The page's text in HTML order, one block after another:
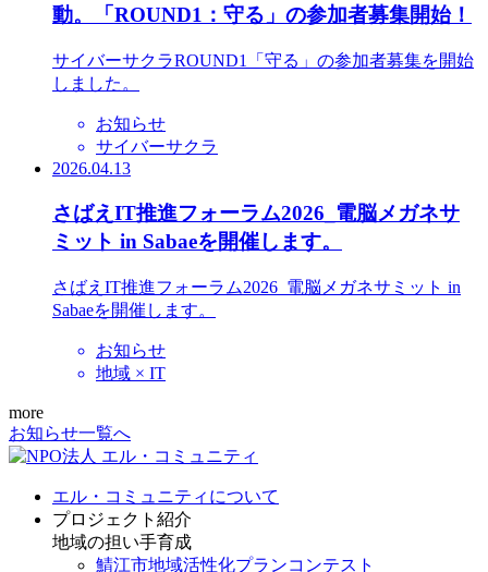
動。「ROUND1：守る」の参加者募集開始！
サイバーサクラROUND1「守る」の参加者募集を開始
しました。
お知らせ
サイバーサクラ
2026.04.13
さばえIT推進フォーラム2026_電脳メガネサ
ミット in Sabaeを開催します。
さばえIT推進フォーラム2026_電脳メガネサミット in
Sabaeを開催します。
お知らせ
地域 × IT
more
お知らせ一覧へ
エル・コミュニティについて
プロジェクト紹介
地域の担い手育成
鯖江市地域活性化プランコンテスト